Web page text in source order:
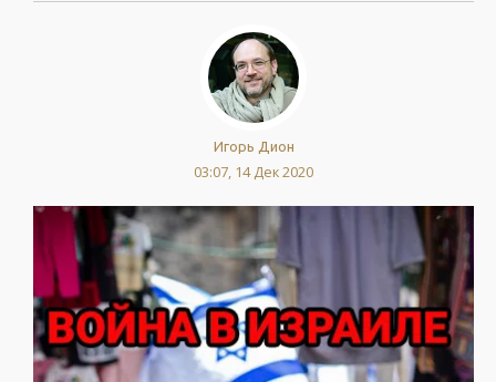
Игорь Дион
03:07, 14 Дек 2020